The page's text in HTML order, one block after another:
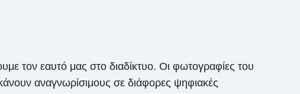
τον εαυτό μας στο διαδίκτυο. Οι φωτογραφίες του
αναγνωρίσιμους σε διάφορες ψηφιακές